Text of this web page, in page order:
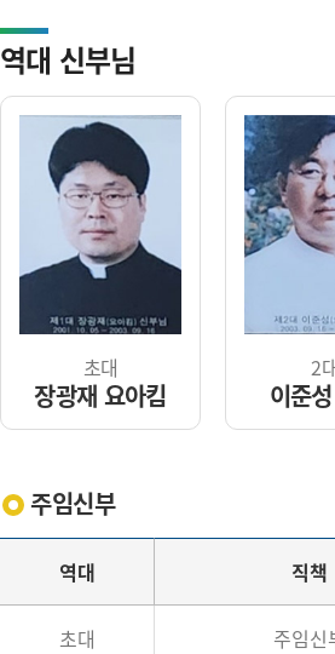
역대 신부님
초대
장광재 요아킴
2
이준
주임신부
역대 직책
초대 주임신